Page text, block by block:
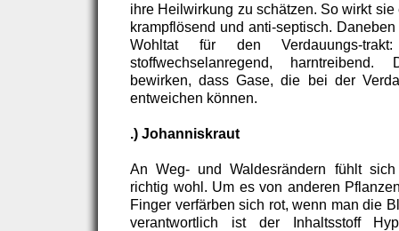
ihre Heilwirkung zu schätzen. So wirkt
krampflösend und anti-septisch.
Wohltat für den Verdauungs-trakt:
stoffwechselanregend,
bewirken, dass Gase, die bei der
entweichen können.
.) Johanniskraut
An Weg- und Waldesrändern fühlt
richtig wohl. Um es von anderen
Finger verfärben sich rot, wenn man die
verantwortlich ist der Inhaltsstoff